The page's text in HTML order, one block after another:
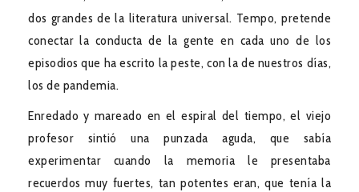
dos grandes de la literatura universal. Tempo, pretende
conectar la conducta de la gente en cada uno de los
episodios que ha escrito la peste, con la de nuestros días,
los de pandemia.
Enredado y mareado en el espiral del tiempo, el viejo
profesor sintió una punzada aguda, que sabía
experimentar cuando la memoria le presentaba
recuerdos muy fuertes, tan potentes eran, que tenía la